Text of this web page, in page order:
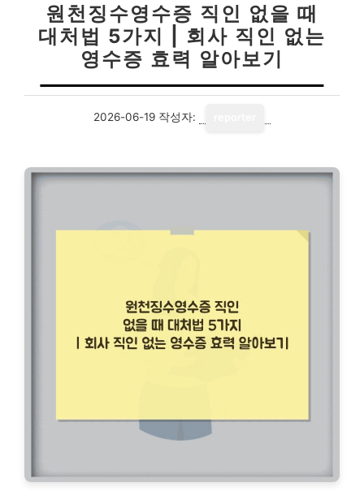
원천징수영수증 직인 없을 때
대처법 5가지 | 회사 직인 없는
영수증 효력 알아보기
2026-06-19 작성자: